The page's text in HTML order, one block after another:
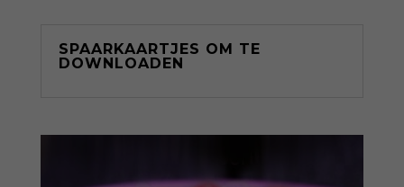
SPAARKAARTJES OM TE
DOWNLOADEN